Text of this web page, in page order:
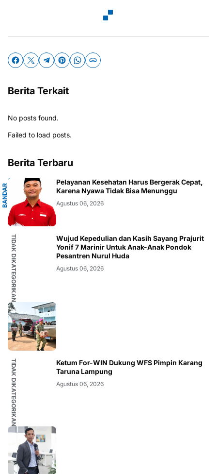
Berita Terkait
No posts found.
Failed to load posts.
Berita Terbaru
B
A
N
D
A
R
L
A
M
P
U
N
Pelayanan Kesehatan Harus Bergerak Cepat,
Karena Nyawa Tidak Bisa Menunggu
Agustus 06, 2026
TIDAK DIKATEGORIKAN
Wujud Kepedulian dan Kasih Sayang Prajurit
Yonif 7 Marinir Untuk Anak-Anak Pondok
Pesantren Nurul Huda
Agustus 06, 2026
TIDAK DIKATEGORIKAN
Ketum For-WIN Dukung WFS Pimpin Karang
Taruna Lampung
Agustus 06, 2026